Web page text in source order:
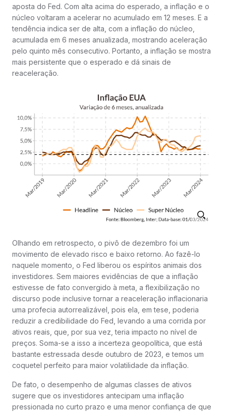
aposta do Fed. Com alta acima do esperado, a inflação e o
núcleo voltaram a acelerar no acumulado em 12 meses. E a
tendência indica ser de alta, com a inflação do núcleo,
acumulada em 6 meses anualizada, mostrando aceleração
pelo quinto mês consecutivo. Portanto, a inflação se mostra
mais persistente que o esperado e dá sinais de
reaceleração.
Olhando em retrospecto, o pivô de dezembro foi um
movimento de elevado risco e baixo retorno. Ao fazê-lo
naquele momento, o Fed liberou os espíritos animais dos
investidores. Sem maiores evidências de que a inflação
estivesse de fato convergido à meta, a flexibilização no
discurso pode inclusive tornar a reaceleração inflacionaria
uma profecia autorrealizável, pois ela, em tese, poderia
reduzir a credibilidade do Fed, levando a uma corrida por
ativos reais, que, por sua vez, teria impacto no nível de
preços. Soma-se a isso a incerteza geopolítica, que está
bastante estressada desde outubro de 2023, e temos um
coquetel perfeito para maior volatilidade da inflação.
De fato, o desempenho de algumas classes de ativos
sugere que os investidores antecipam uma inflação
pressionada no curto prazo e uma menor confiança de que